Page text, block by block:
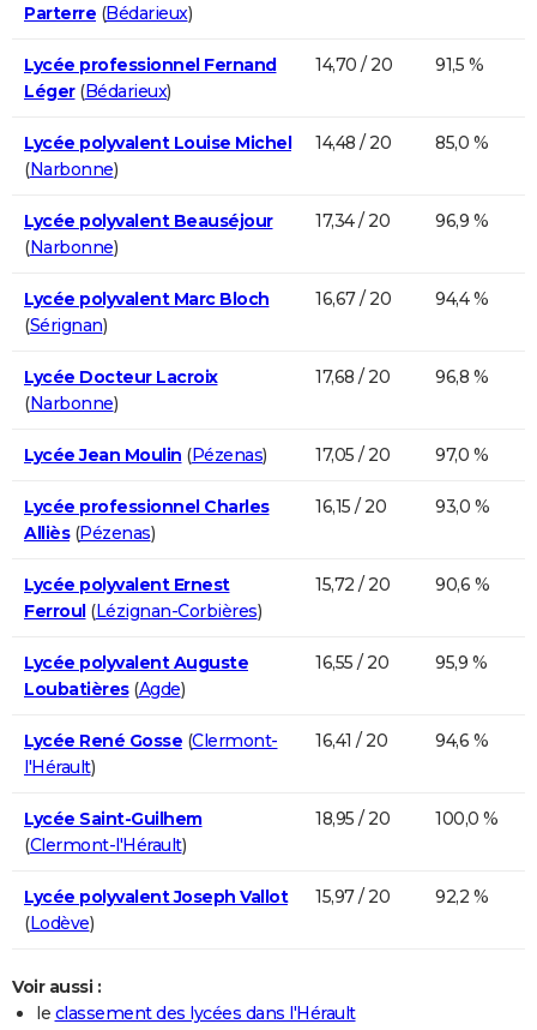
Parterre (Bédarieux)
Lycée professionnel Fernand
Léger(Bédarieux)
14,70 / 20 91,5 %
Lycée polyvalent Louise Michel
(Narbonne)
14,48 / 20 85,0 %
Lycée polyvalent Beauséjour
(Narbonne)
17,34 / 20 96,9 %
Lycée polyvalent Marc Bloch
(Sérignan)
16,67 / 20 94,4 %
Lycée Docteur Lacroix
(Narbonne)
17,68 / 20 96,8 %
Lycée Jean Moulin (Pézenas) 17,05 / 20 97,0 %
Lycée professionnel Charles
Alliès(Pézenas)
16,15 / 20 93,0 %
Lycée polyvalent Ernest
Ferroul(Lézignan-Corbières)
15,72 / 20 90,6 %
Lycée polyvalent Auguste
Loubatières(Agde)
16,55 / 20 95,9 %
Lycée René Gosse (Clermont-
l'Hérault)
16,41 / 20 94,6 %
Lycée Saint-Guilhem
(Clermont-l'Hérault)
18,95 / 20 100,0 %
Lycée polyvalent Joseph Vallot
(Lodève)
15,97 / 20 92,2 %
Voir aussi :
le classement des lycées dans l'Hérault